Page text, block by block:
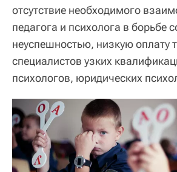
отсутствие необходимого
педагога и психолога в борьбе
неуспешностью, низкую оплату
специалистов узких
психологов, юридических